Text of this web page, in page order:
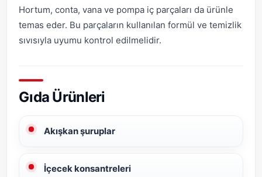
Hortum, conta, vana ve pompa iç parçaları da ürünle
temas eder. Bu parçaların kullanılan formül ve temizlik
sıvısıyla uyumu kontrol edilmelidir.
Gıda Ürünleri
Akışkan şuruplar
İçecek konsantreleri